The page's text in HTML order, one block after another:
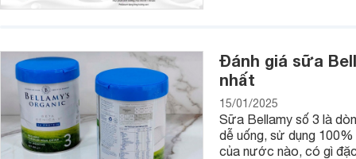
- Chọn đồ chơi nhập vai phù hợp với độ tuổi của trẻ. Với
- Chú ý đến chất liệu và thiết kế của bộ đồ chơi nhập vai
tổn thương bé khi chơi.
- Chọn cửa hàng uy tín để mua đồ chơi nhập vai cho bé
- Lựa chọn đồ chơi nhập vai theo nhu cầu và sở thích của
không thích.
Đánh giá sữa
nhất
15/01/2025
Sữa Bellamy số 3 là
dễ uống, sử dụng
của nước nào, có gì